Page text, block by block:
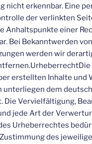
nicht erkennbar. Eine
der verlinkten
Anhaltspunkte einer
Bei Bekanntwerden von
werden wir
erstellten Inhalte und
unterliegen dem
Die Vervielfältigung,
jede Art der
Urheberrechtes
des